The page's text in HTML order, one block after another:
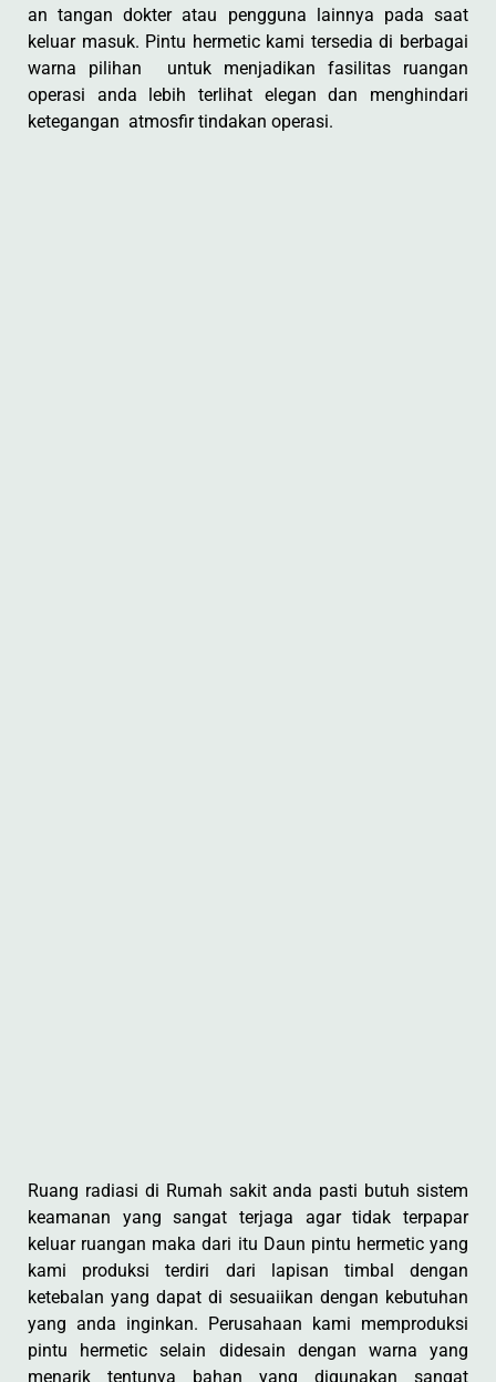
an tangan dokter atau pengguna lainnya pada saat
keluar masuk. Pintu hermetic kami tersedia di berbagai
warna pilihan untuk menjadikan fasilitas ruangan
operasi anda lebih terlihat elegan dan menghindari
ketegangan atmosfir tindakan operasi.
Ruang radiasi di Rumah sakit anda pasti butuh sistem
keamanan yang sangat terjaga agar tidak terpapar
keluar ruangan maka dari itu Daun pintu hermetic yang
kami produksi terdiri dari lapisan timbal dengan
ketebalan yang dapat di sesuaiikan dengan kebutuhan
yang anda inginkan. Perusahaan kami memproduksi
pintu hermetic selain didesain dengan warna yang
menarik tentunya bahan yang digunakan sangat